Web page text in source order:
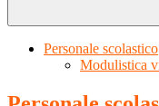
Personale scolastico
Modulistica